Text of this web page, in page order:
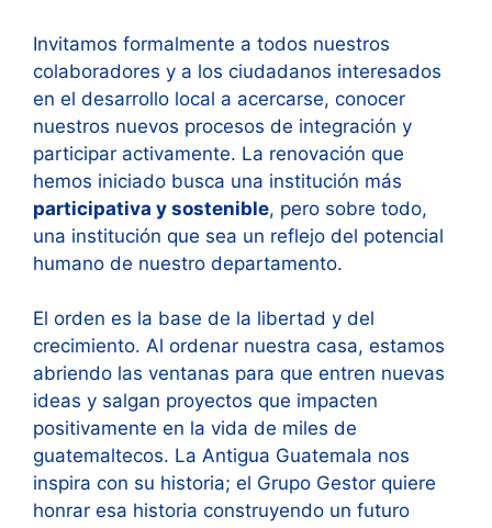
Invitamos formalmente a todos nuestros
colaboradores y a los ciudadanos interesados
en el desarrollo local a acercarse, conocer
nuestros nuevos procesos de integración y
participar activamente. La renovación que
hemos iniciado busca una institución más
participativa y sostenible, pero sobre todo,
una institución que sea un reflejo del potencial
humano de nuestro departamento.
El orden es la base de la libertad y del
crecimiento. Al ordenar nuestra casa, estamos
abriendo las ventanas para que entren nuevas
ideas y salgan proyectos que impacten
positivamente en la vida de miles de
guatemaltecos. La Antigua Guatemala nos
inspira con su historia; el Grupo Gestor quiere
honrar esa historia construyendo un futuro